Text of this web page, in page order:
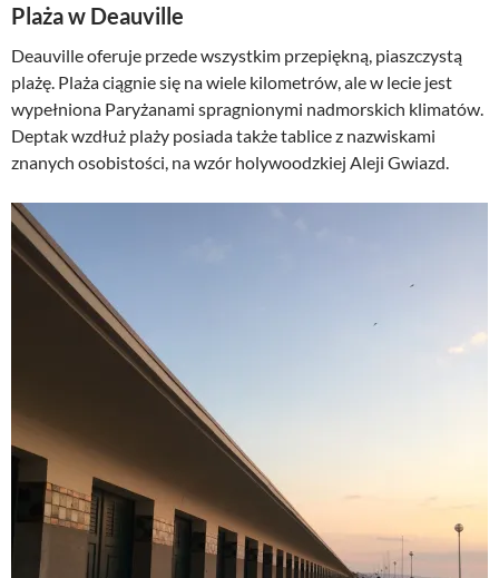
Plaża w Deauville
Deauville oferuje przede wszystkim przepiękną, piaszczystą
plażę. Plaża ciągnie się na wiele kilometrów, ale w lecie jest
wypełniona Paryżanami spragnionymi nadmorskich klimatów.
Deptak wzdłuż plaży posiada także tablice z nazwiskami
znanych osobistości, na wzór holywoodzkiej Aleji Gwiazd.